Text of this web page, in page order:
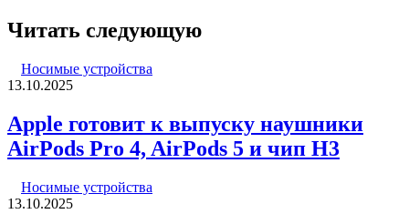
Читать следующую
Носимые устройства
13.10.2025
Apple готовит к выпуску наушники
AirPods Pro 4, AirPods 5 и чип H3
Носимые устройства
13.10.2025